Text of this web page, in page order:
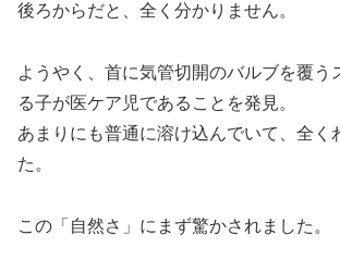
後ろからだと、全く分かりません。
ようやく、首に気管切開のバルブを覆う
る子が医ケア児であることを発見。
あまりにも普通に溶け込んでいて、全く
た。
この「自然さ」にまず驚かされました。